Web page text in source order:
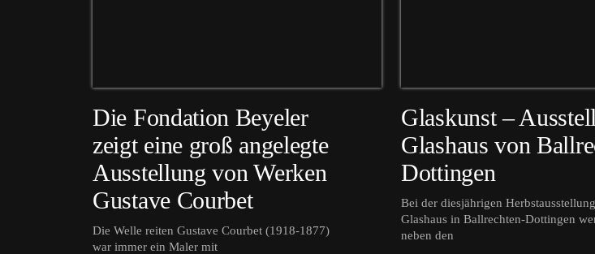
Die Fondation Beyeler
zeigt eine groß angelegte
Ausstellung von Werken
Gustave Courbet
Die Welle reiten Gustave Courbet (1918-1877)
war immer ein Maler mit
Glaskunst –
Glashaus von
Dottingen
Bei der diesjährigen
Glashaus in Ballrechten-Dottingen
neben den